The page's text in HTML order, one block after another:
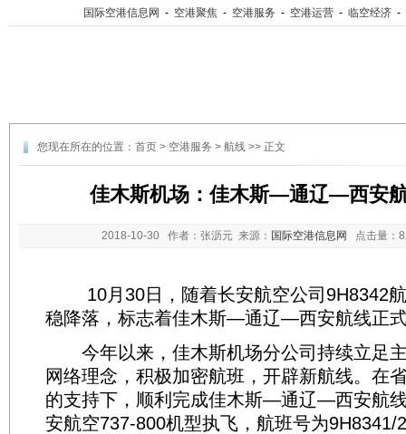
国际空港信息网 - 空港聚焦 - 空港服务 - 空港运营 - 临空经济 -
您现在所在的位置： 首页 > 空港服务 > 航线 >> 正文
佳木斯机场：佳木斯—通辽—西安
2018-10-30 作者：张沥元 来源： 国际空港信息网 点击量：
10月30日，随着长安航空公司9H8342航
稳降落，标志着佳木斯—通辽—西安航线正
今年以来，佳木斯机场分公司持续立足
网络理念，积极加密航班，开辟新航线。在
的支持下，顺利完成佳木斯—通辽—西安航
安航空737-800机型执飞，航班号为9H8341/